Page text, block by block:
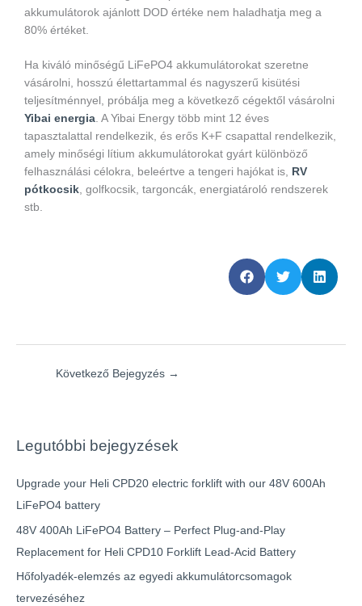
akkumulátorok ajánlott DOD értéke nem haladhatja meg a
80% értéket.
Ha kiváló minőségű LiFePO4 akkumulátorokat szeretne
vásárolni, hosszú élettartammal és nagyszerű kisütési
teljesítménnyel, próbálja meg a következő cégektől vásárolni
Yibai energia. A Yibai Energy több mint 12 éves
tapasztalattal rendelkezik, és erős K+F csapattal rendelkezik,
amely minőségi lítium akkumulátorokat gyárt különböző
felhasználási célokra, beleértve a tengeri hajókat is, RV
pótkocsik, golfkocsik, targoncák, energiatároló rendszerek
stb.
Következő Bejegyzés →
Legutóbbi bejegyzések
Upgrade your Heli CPD20 electric forklift with our 48V 600Ah
LiFePO4 battery
48V 400Ah LiFePO4 Battery – Perfect Plug-and-Play
Replacement for Heli CPD10 Forklift Lead-Acid Battery
Hőfolyadék-elemzés az egyedi akkumulátorcsomagok
tervezéséhez